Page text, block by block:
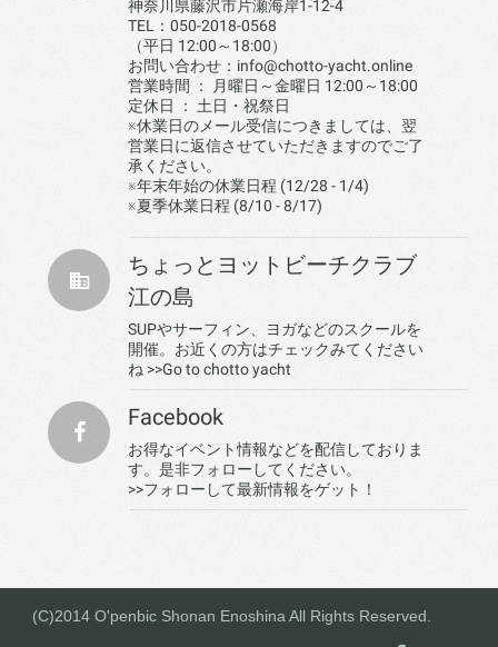
神奈川県藤沢市片瀬海岸1-12-4
TEL：050-2018-0568
（平日 12:00～18:00）
お問い合わせ：info@chotto-yacht.online
営業時間 ： 月曜日～金曜日 12:00～18:00
定休日 ： 土日・祝祭日
※休業日のメール受信につきましては、翌
営業日に返信させていただきますのでご了
承ください。
※年末年始の休業日程 (12/28 - 1/4)
※夏季休業日程 (8/10 - 8/17)
ちょっとヨットビーチクラブ
江の島
SUPやサーフィン、ヨガなどのスクールを
開催。お近くの方はチェックみてください
ね >>Go to chotto yacht
Facebook
お得なイベント情報などを配信しておりま
す。是非フォローしてください。
>>フォローして最新情報をゲット！
(C)2014 O'penbic Shonan Enoshina All Rights Reserved.